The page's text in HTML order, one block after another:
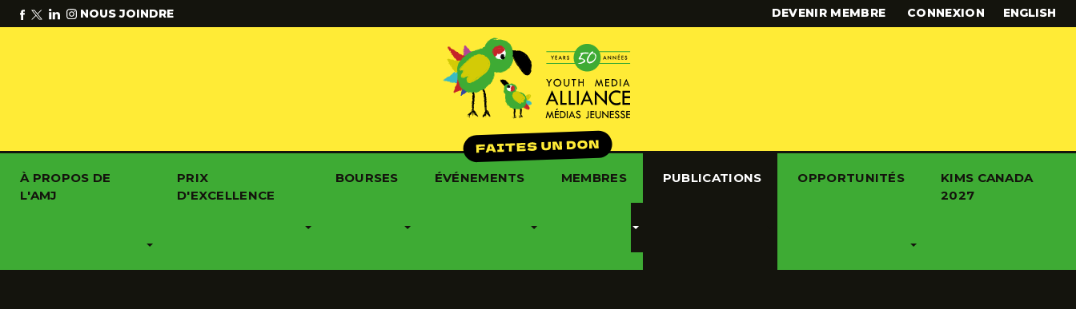
NOUS JOINDRE DEVENIR MEMBRE CONNEXION ENGLISH
À PROPOS DE
L'AMJ
PRIX
D'EXCELLENCE
BOURSES ÉVÉNEMENTS MEMBRES PUBLICATIONS OPPORTUNITÉS
KIMS CANADA
2027